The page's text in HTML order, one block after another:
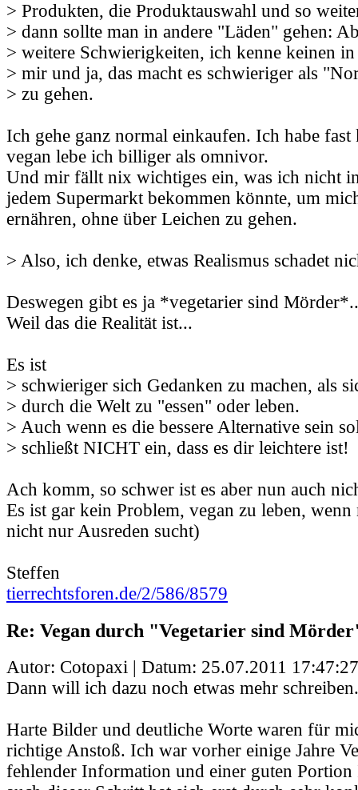
> Produkten, die Produktauswahl und so
> dann sollte man in andere "Läden" gehen:
> weitere Schwierigkeiten, ich kenne keinen
> mir und ja, das macht es schwieriger als
> zu gehen.
Ich gehe ganz normal einkaufen. Ich habe
vegan lebe ich billiger als omnivor.
Und mir fällt nix wichtiges ein, was ich nicht
jedem Supermarkt bekommen könnte, um
ernähren, ohne über Leichen zu gehen.
> Also, ich denke, etwas Realismus schadet
Deswegen gibt es ja *vegetarier sind
Weil das die Realität ist...
Es ist
> schwieriger sich Gedanken zu machen, als
> durch die Welt zu "essen" oder leben.
> Auch wenn es die bessere Alternative sein
> schließt NICHT ein, dass es dir leichtere ist!
Ach komm, so schwer ist es aber nun auch
Es ist gar kein Problem, vegan zu leben,
nicht nur Ausreden sucht)
Steffen
tierrechtsforen.de/2/586/8579
Re: Vegan durch "Vegetarier sind
Autor: Cotopaxi | Datum: 25.07.2011 17:47:27
Dann will ich dazu noch etwas mehr
Harte Bilder und deutliche Worte waren für
richtige Anstoß. Ich war vorher einige Jahre
fehlender Information und einer guten